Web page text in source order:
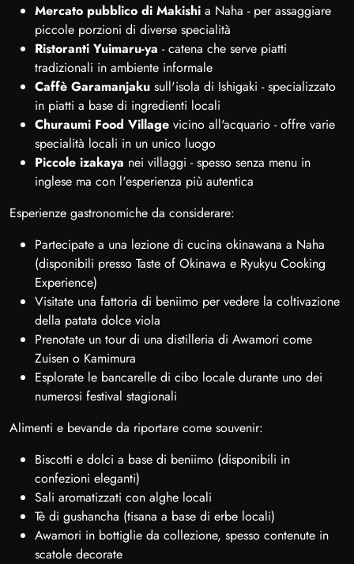
Mercato pubblico di Makishi a Naha - per assaggiare
piccole porzioni di diverse specialità
Ristoranti Yuimaru-ya - catena che serve piatti
tradizionali in ambiente informale
Caffè Garamanjaku sull'isola di Ishigaki - specializzato
in piatti a base di ingredienti locali
Churaumi Food Village vicino all'acquario - offre varie
specialità locali in un unico luogo
Piccole izakaya nei villaggi - spesso senza menu in
inglese ma con l'esperienza più autentica
Esperienze gastronomiche da considerare:
Partecipate a una lezione di cucina okinawana a Naha
(disponibili presso Taste of Okinawa e Ryukyu Cooking
Experience)
Visitate una fattoria di beniimo per vedere la coltivazione
della patata dolce viola
Prenotate un tour di una distilleria di Awamori come
Zuisen o Kamimura
Esplorate le bancarelle di cibo locale durante uno dei
numerosi festival stagionali
Alimenti e bevande da riportare come souvenir:
Biscotti e dolci a base di beniimo (disponibili in
confezioni eleganti)
Sali aromatizzati con alghe locali
Tè di gushancha (tisana a base di erbe locali)
Awamori in bottiglie da collezione, spesso contenute in
scatole decorate